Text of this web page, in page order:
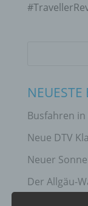
NEUESTE
Busfahren
Neue DTV
Neuer
Der Allgäu-